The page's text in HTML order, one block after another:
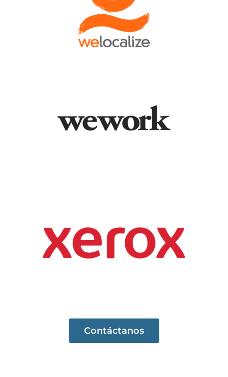
Contáctanos